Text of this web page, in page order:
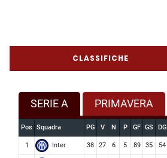
CLASSIFICHE
SERIE A PRIMAVERA
Pos Squadra PG V N P GF GS DG
1 Inter 38 27 6 5 89 35 54